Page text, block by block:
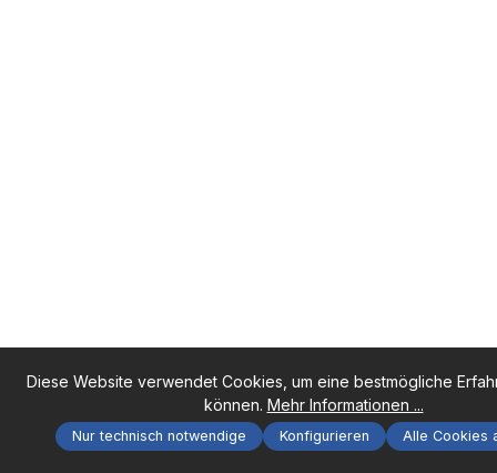
Diese Website verwendet Cookies, um eine bestmögliche
können. Mehr Informationen ...
Nur technisch notwendige Konfigurieren Alle Cookies